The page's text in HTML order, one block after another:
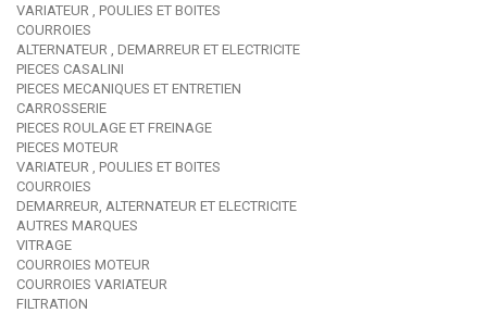
VARIATEUR , POULIES ET BOITES
COURROIES
ALTERNATEUR , DEMARREUR ET ELECTRICITE
PIECES CASALINI
PIECES MECANIQUES ET ENTRETIEN
CARROSSERIE
PIECES ROULAGE ET FREINAGE
PIECES MOTEUR
VARIATEUR , POULIES ET BOITES
COURROIES
DEMARREUR, ALTERNATEUR ET ELECTRICITE
AUTRES MARQUES
VITRAGE
COURROIES MOTEUR
COURROIES VARIATEUR
FILTRATION